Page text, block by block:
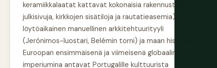
keramiikkalaatat kattavat kokonaisia rakennusten
julkisivuja, kirkkojen sisätiloja ja rautatieasemia),
löytöaikainen manuellinen arkkitehtuurityyli
(Jerónimos-luostari, Belémin torni) ja maan historia
Euroopan ensimmäisenä ja viimeisenä globaalina
imperiumina antavat Portugalille kulttuurista